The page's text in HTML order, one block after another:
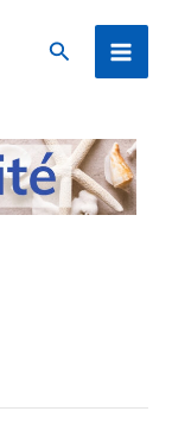
Rechercher